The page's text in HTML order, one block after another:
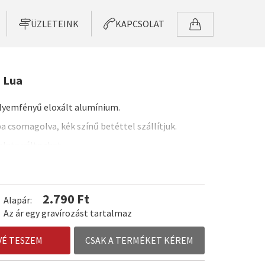
ÜZLETEINK KAPCSOLAT
eloxált alumínium.
csomagolva, kék színű betéttel szállítjuk.
Alapár: 2.790 Ft
Az ár egy gravírozást tartalmaz
TESZEM CSAK A TERMÉKET KÉREM